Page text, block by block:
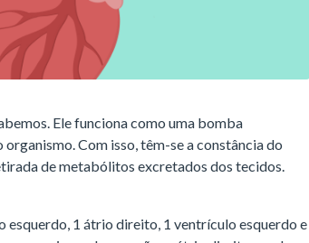
Ele funciona como uma bomba
Com isso, têm-se a constância do
de metabólitos excretados dos tecidos.
1 átrio direito, 1 ventrículo esquerdo e